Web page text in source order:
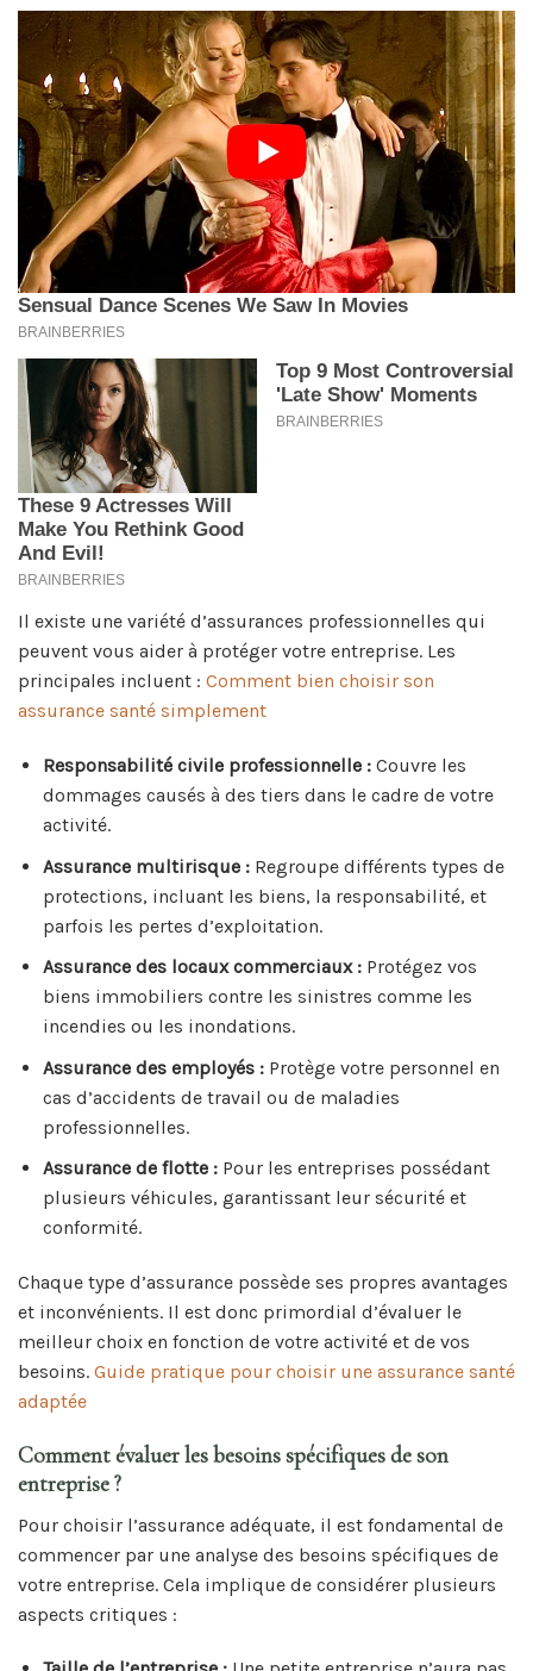
Il existe une variété d’assurances professionnelles qui
peuvent vous aider à protéger votre entreprise. Les
principales incluent : Comment bien choisir son
assurance santé simplement
Responsabilité civile professionnelle :Couvre les
dommages causés à des tiers dans le cadre de votre
activité.
Assurance multirisque :Regroupe différents types de
protections, incluant les biens, la responsabilité, et
parfois les pertes d’exploitation.
Assurance des locaux commerciaux :Protégez vos
biens immobiliers contre les sinistres comme les
incendies ou les inondations.
Assurance des employés :Protège votre personnel en
cas d’accidents de travail ou de maladies
professionnelles.
Assurance de flotte :Pour les entreprises possédant
plusieurs véhicules, garantissant leur sécurité et
conformité.
Chaque type d’assurance possède ses propres avantages
et inconvénients. Il est donc primordial d’évaluer le
meilleur choix en fonction de votre activité et de vos
besoins. Guide pratique pour choisir une assurance santé
adaptée
Comment évaluer les besoins spécifiques de son
entreprise ?
Pour choisir l’assurance adéquate, il est fondamental de
commencer par une analyse des besoins spécifiques de
votre entreprise. Cela implique de considérer plusieurs
aspects critiques :